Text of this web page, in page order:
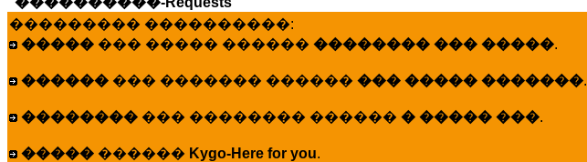
��������� ����������:
����� ��� ����� ������ �������� ��� �����.
������ ��� ������� ������ ��� ����� �������.
�������� ��� �������� ������ � ����� ���.
����� ������ Kygo-Here for you.